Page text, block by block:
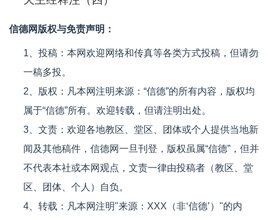
信德网版权与免责声明：
1、投稿：本网欢迎网络和传真等各类方式投稿，但请勿
一稿多投。
2、版权：凡本网注明来源：“信德”的所有内容，版权均
属于“信德”所有。欢迎转载，但请注明出处。
3、文责：欢迎各地教区、堂区、团体或个人提供当地新
闻及其他稿件，信德网一旦刊登，版权虽属“信德”，但并
不代表本社或本网观点，文责一律由投稿者（教区、堂
区、团体、个人）自负。
4、转载：凡本网注明"来源：XXX（非‘信德’）"的内